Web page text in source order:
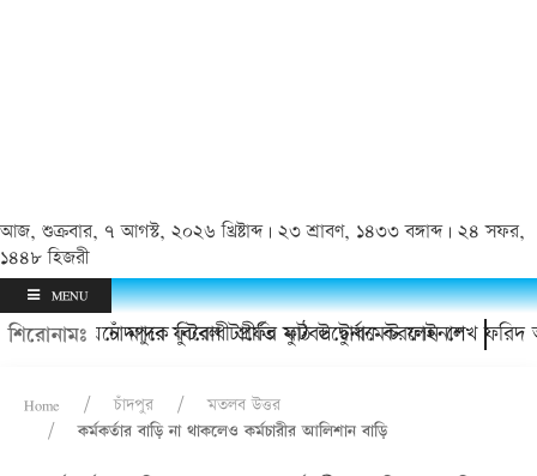
আজ, শুক্রবার, ৭ আগস্ট, ২০২৬ খ্রিষ্টাব্দ | ২৩ শ্রাবণ, ১৪৩৩ বঙ্গাব্দ | ২৪ সফর,
১৪৪৮ হিজরী
MENU
শিরোনামঃ
চাঁদপুরে ফুটবল টার্ফের মাঠ উদ্বোধন করলেন শেখ ফরিদ আহম্মেদ
মাদক বিরোধী প্রীতি ফুটবল টুর্নামেন্ট ফাইনাল
Home চাঁদপুর
মতলব উত্তর
কর্মকর্তার বাড়ি না থাকলেও কর্মচারীর আলিশান বাড়ি